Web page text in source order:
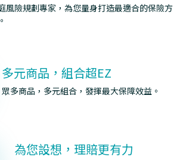
風險規劃專家，為您量身打造最適合的保險方
多元商品，組合超EZ
眾多商品，多元組合，發揮最大保障效益。
為您設想，理賠更有力